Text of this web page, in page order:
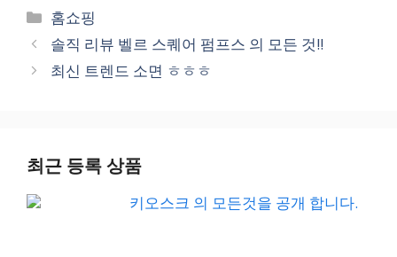
Categories
홈쇼핑
솔직 리뷰 벨르 스퀘어 펌프스 의 모든 것!!
최신 트렌드 소면 ㅎㅎㅎ
최근 등록 상품
키오스크 의 모든것을 공개 합니다.